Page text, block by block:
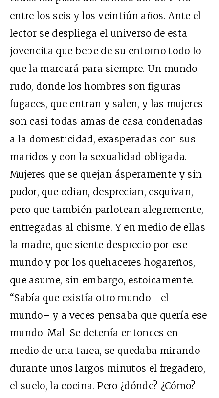
entre los seis y los veintiún años. Ante el
lector se despliega el universo de esta
jovencita que bebe de su entorno todo lo
que la marcará para siempre. Un mundo
rudo, donde los hombres son figuras
fugaces, que entran y salen, y las mujeres
son casi todas amas de casa condenadas
a la domesticidad, exasperadas con sus
maridos y con la sexualidad obligada.
Mujeres que se quejan ásperamente y sin
pudor, que odian, desprecian, esquivan,
pero que también parlotean alegremente,
entregadas al chisme. Y en medio de ellas
la madre, que siente desprecio por ese
mundo y por los quehaceres hogareños,
que asume, sin embargo, estoicamente.
“Sabía que existía otro mundo –el
mundo– y a veces pensaba que quería ese
mundo. Mal. Se detenía entonces en
medio de una tarea, se quedaba mirando
durante unos largos minutos el fregadero,
el suelo, la cocina. Pero ¿dónde? ¿Cómo?